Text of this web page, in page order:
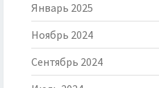
Январь 2025
Ноябрь 2024
Сентябрь 2024